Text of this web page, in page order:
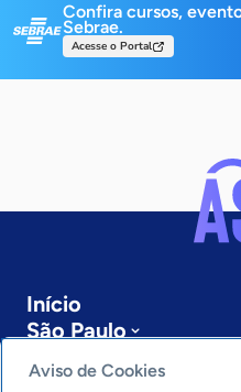
Confira cursos,
Sebrae.
Acesse o Portal
Início
São Paulo
Sobre a ASN
Últimas notícias
Aviso de Cookies